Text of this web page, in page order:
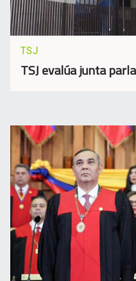
TSJ
TSJ evalúa junta